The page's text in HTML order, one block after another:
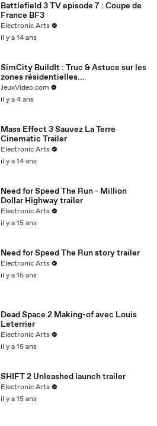
Battlefield 3 TV episode 7 : Coupe de
France BF3
Electronic Arts
il y a 14 ans
SimCity BuildIt : Truc & Astuce sur les
zones résidentielles...
JeuxVideo.com
il y a 4 ans
Mass Effect 3 Sauvez La Terre
Cinematic Trailer
Electronic Arts
il y a 14 ans
Need for Speed The Run - Million
Dollar Highway trailer
Electronic Arts
il y a 15 ans
Need for Speed The Run story trailer
Electronic Arts
il y a 15 ans
Dead Space 2 Making-of avec Louis
Leterrier
Electronic Arts
il y a 15 ans
SHIFT 2 Unleashed launch trailer
Electronic Arts
il y a 15 ans